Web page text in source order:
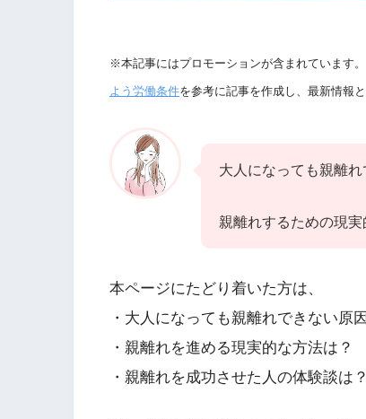
※本記事にはプロモーションが含まれています
よう労働条件を参考に記事を作成し、最新情報
大人になっても親離
親離れするための現実
本ページにたどり着いた方は、
・大人になっても親離れできない原
・親離れを進める現実的な方法は？
・親離れを成功させた人の体験談は？